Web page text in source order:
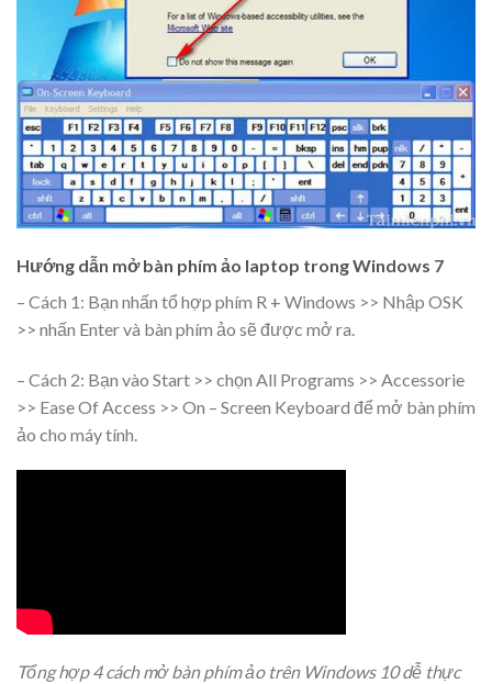
Hướng dẫn mở bàn phím ảo laptop trong Windows 7
– Cách 1: Bạn nhấn tổ hợp phím R + Windows >> Nhập OSK
>> nhấn Enter và bàn phím ảo sẽ được mở ra.
– Cách 2: Bạn vào Start >> chọn All Programs >> Accessorie
>> Ease Of Access >> On – Screen Keyboard để mở bàn phím
ảo cho máy tính.
Tổng hợp 4 cách mở bàn phím ảo trên Windows 10 dễ thực